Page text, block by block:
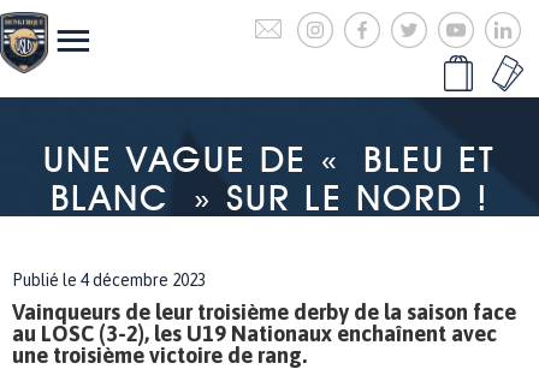
UNE VAGUE DE « BLEU ET
BLANC » SUR LE NORD !
Publié le 4 décembre 2023
Vainqueurs de leur troisième derby de la saison face
au LOSC (3-2), les U19 Nationaux enchaînent avec
une troisième victoire de rang.